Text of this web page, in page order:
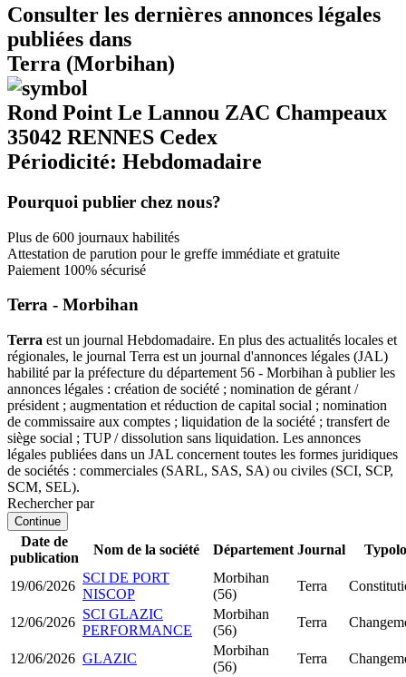
Consulter les dernières annonces légales
publiées dans
Terra (Morbihan)
Rond Point Le Lannou ZAC Champeaux
35042 RENNES Cedex
Périodicité: Hebdomadaire
Pourquoi publier chez nous?
Plus de 600 journaux habilités
Attestation de parution pour le greffe immédiate et gratuite
Paiement 100% sécurisé
Terra - Morbihan
Terra est un journal Hebdomadaire. En plus des actualités locales et
régionales, le journal Terra est un journal d'annonces légales (JAL)
habilité par la préfecture du département 56 - Morbihan à publier les
annonces légales : création de société ; nomination de gérant /
président ; augmentation et réduction de capital social ; nomination
de commissaire aux comptes ; liquidation de la société ; transfert de
siège social ; TUP / dissolution sans liquidation. Les annonces
légales publiées dans un JAL concernent toutes les formes juridiques
de sociétés : commerciales (SARL, SAS, SA) ou civiles (SCI, SCP,
SCM, SEL).
Rechercher par
Continue
Date de
publication
Nom de la société Département Journal
19/06/2026
SCI DE PORT
NISCOP
Morbihan
(56)
Terra
12/06/2026
SCI GLAZIC
PERFORMANCE
Morbihan
(56)
Terra
12/06/2026 GLAZIC
Morbihan
(56)
Terra